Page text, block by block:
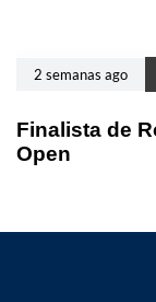
2 semanas ago
Finalista de
Open